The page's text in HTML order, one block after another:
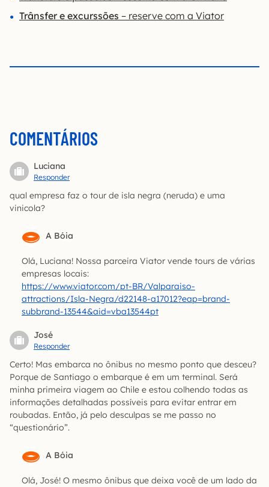
Trânsfer e excurssões – reserve com a Viator
COMENTÁRIOS
Luciana
Responder
qual empresa faz o tour de isla negra (neruda) e uma
vinicola?
A Bóia
Olá, Luciana! Nossa parceira Viator vende tours de várias
empresas locais:
https://www.viator.com/pt-BR/Valparaiso-
attractions/Isla-Negra/d22148-a17012?eap=brand-
subbrand-13544&aid=vba13544pt
José
Responder
Certo! Mas embarca no ônibus no mesmo ponto que desceu?
Porque de Santiago o embarque é em um terminal. Será
minha primeira viagem ao Chile e estou colhendo todas as
informações detalhadas possíveis para evitar entrar em
roubadas. Então, já pelo desculpas se me passo no
“questionário”.
A Bóia
Olá, José! O mesmo ônibus que deixa você de um lado da